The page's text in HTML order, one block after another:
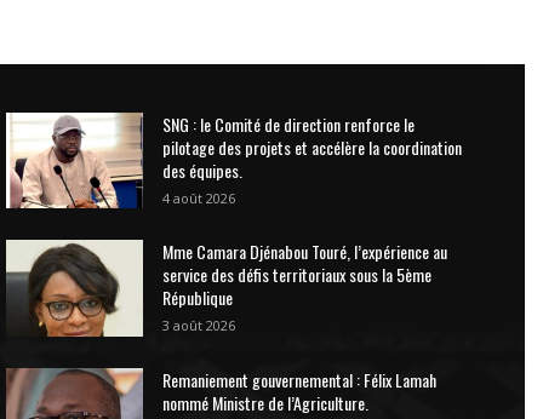
SNG : le Comité de direction renforce le
pilotage des projets et accélère la coordination
des équipes.
4 août 2026
Mme Camara Djénabou Touré, l’expérience au
service des défis territoriaux sous la 5ème
République
3 août 2026
Remaniement gouvernemental : Félix Lamah
nommé Ministre de l’Agriculture.